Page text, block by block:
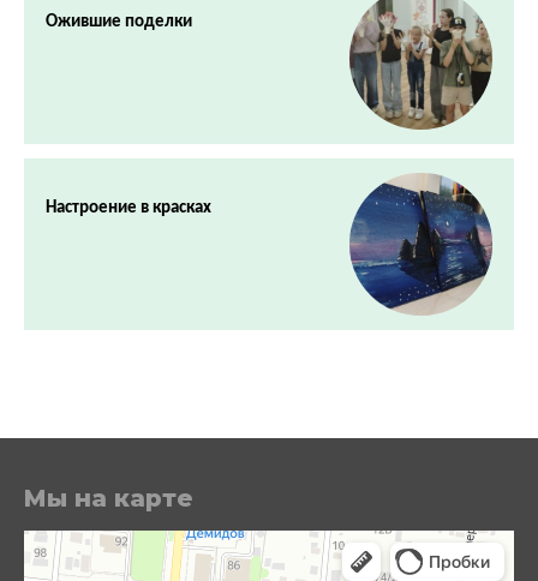
Ожившие поделки
Настроение в красках
Мы на карте